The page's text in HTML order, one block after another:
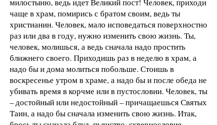
милостыню, ведь идет Великий пост! Человек, приходи
чаще в храм, помирись с братом своим, ведь ты
христианин. Человек, мало исповедаться поверхностно
раз или два в году, нужно изменить свою жизнь. Ты,
человек, молишься, а ведь сначала надо простить
ближнего своего. Приходишь раз в неделю в храм, а
надо бы и дома молиться побольше. Стоишь в
воскресенье утром в храме, а надо бы и после обеда не
убивать время в корчме или в пустословии. Человек, ты
– достойный или недостойный – причащаешься Святых
Таин, а надо бы сначала изменить свою жизнь. Итак,